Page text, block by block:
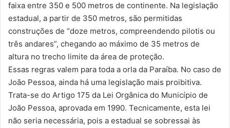
faixa entre 350 e 500 metros de continente. Na legislação
estadual, a partir de 350 metros, são permitidas
construções de “doze metros, compreendendo pilotis ou
três andares”, chegando ao máximo de 35 metros de
altura no trecho limite da área de proteção.
Essas regras valem para toda a orla da Paraíba. No caso de
João Pessoa, ainda há uma legislação mais proibitiva.
Trata-se do Artigo 175 da Lei Orgânica do Município de
João Pessoa, aprovada em 1990. Tecnicamente, esta lei
não seria necessária, pois a estadual se sobressai às